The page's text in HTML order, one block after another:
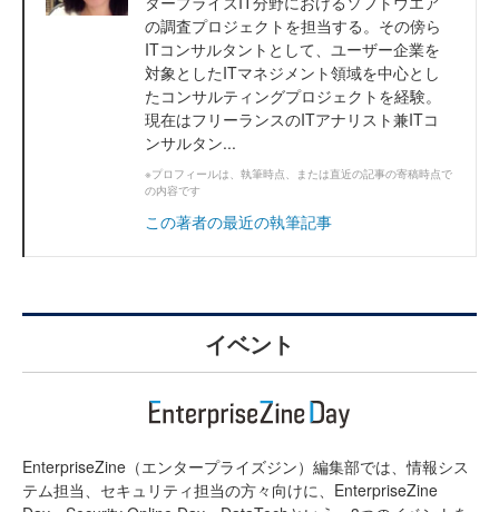
の調査プロジェクトを担当する。その傍ら
ITコンサルタントとして、ユーザー企業を
対象としたITマネジメント領域を中心とし
たコンサルティングプロジェクトを経験。
現在はフリーランスのITアナリスト兼ITコ
ンサルタン...
※プロフィールは、執筆時点、または直近の記事の寄稿時点で
の内容です
この著者の最近の執筆記事
イベント
EnterpriseZine（エンタープライズジン）編集部では、情報シス
テム担当、セキュリティ担当の方々向けに、EnterpriseZine